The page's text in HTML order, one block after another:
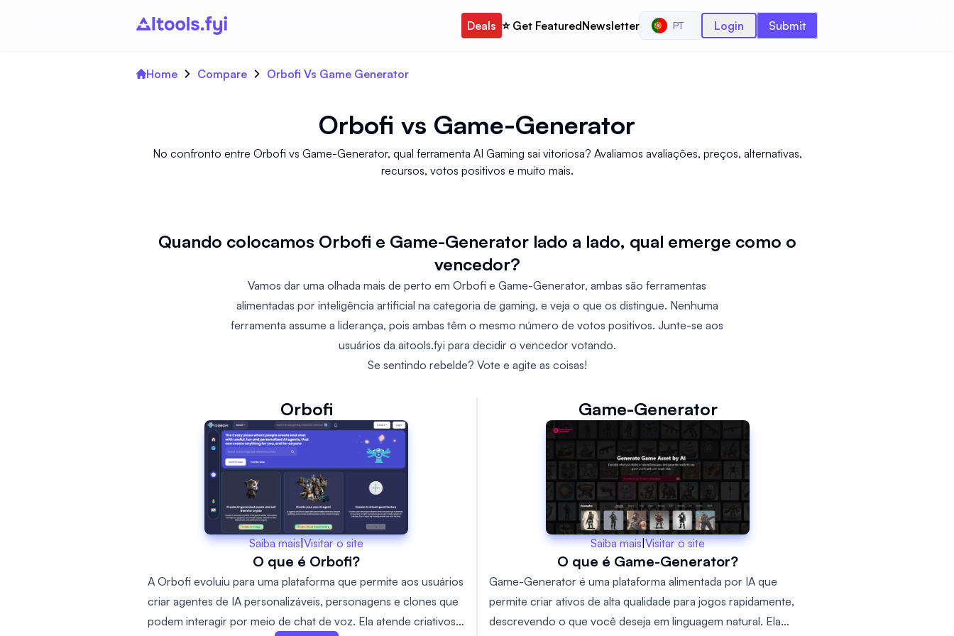
Deals ⭐️ Get FeaturedNewsletter PT Login Submit
Home Compare Orbofi Vs Game Generator
Orbofi vs Game-Generator
No confronto entre Orbofi vs Game-Generator, qual ferramenta AI Gaming sai vitoriosa? Avaliamos avaliações, preços, alternativas,
recursos, votos positivos e muito mais.
Quando colocamos Orbofi e Game-Generator lado a lado, qual emerge como o
vencedor?
Vamos dar uma olhada mais de perto em Orbofi e Game-Generator, ambas são ferramentas
alimentadas por inteligência artificial na categoria de gaming, e veja o que os distingue. Nenhuma
ferramenta assume a liderança, pois ambas têm o mesmo número de votos positivos. Junte-se aos
usuários da aitools.fyi para decidir o vencedor votando.
Se sentindo rebelde? Vote e agite as coisas!
Orbofi
Saiba mais|Visitar o site
O que é Orbofi?
A Orbofi evoluiu para uma plataforma que permite aos usuários
criar agentes de IA personalizáveis, personagens e clones que
podem interagir por meio de chat de voz. Ela atende criativos,
Game-Generator
Saiba mais|Visitar o site
O que é Game-Generator?
Game-Generator é uma plataforma alimentada por IA que
permite criar ativos de alta qualidade para jogos rapidamente,
descrevendo o que você deseja em linguagem natural. Ela